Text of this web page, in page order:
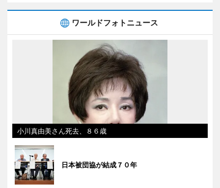
ワールドフォトニュース
小川真由美さん死去、８６歳
日本被団協が結成７０年